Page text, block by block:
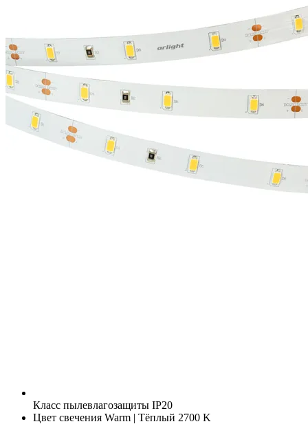
Класс пылевлагозащиты IP20
Цвет свечения Warm | Тёплый 2700 K